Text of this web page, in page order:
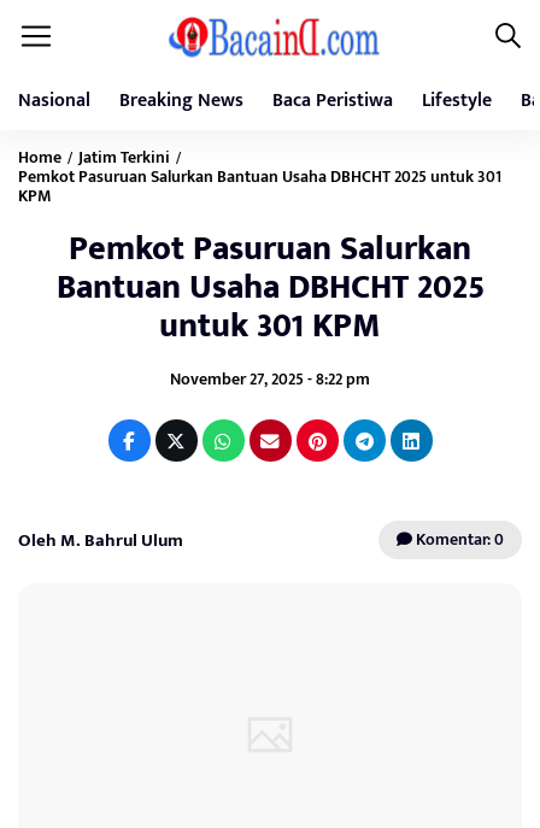
Nasional Breaking News Baca Peristiwa Lifestyle
Home / Jatim Terkini /
Pemkot Pasuruan Salurkan Bantuan Usaha DBHCHT 2025 untuk 301
KPM
Pemkot Pasuruan Salurkan
Bantuan Usaha DBHCHT 2025
untuk 301 KPM
November 27, 2025 - 8:22 pm
Oleh M. Bahrul Ulum Komentar: 0